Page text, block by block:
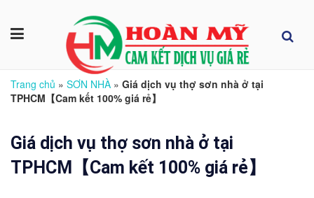
Trang chủ » SƠN NHÀ » Giá dịch vụ thợ sơn nhà ở tại
TPHCM【Cam kết 100% giá rẻ】
Giá dịch vụ thợ sơn nhà ở tại
TPHCM【Cam kết 100% giá rẻ】